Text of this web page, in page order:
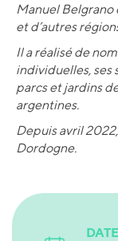
Manuel Belgrano
et d’autres
Il a réalisé de
individuelles, ses
parcs et jardins
argentines.
Depuis avril
Dordogne.
DATE